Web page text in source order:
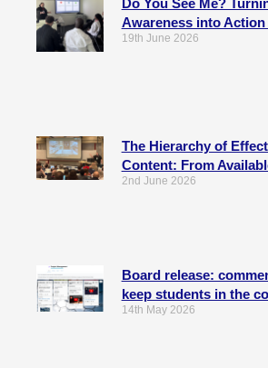
Do You See Me?
Awareness into Action
19th June 2026
The Hierarchy of
Content: From
2nd June 2026
Board release:
keep students in the
14th May 2026